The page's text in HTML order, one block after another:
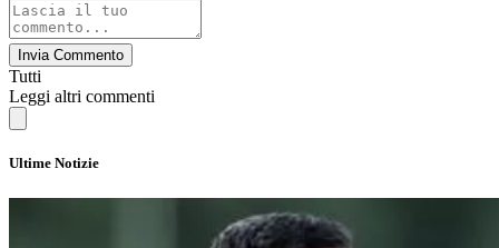
Invia Commento
Tutti
Leggi altri commenti
Ultime Notizie